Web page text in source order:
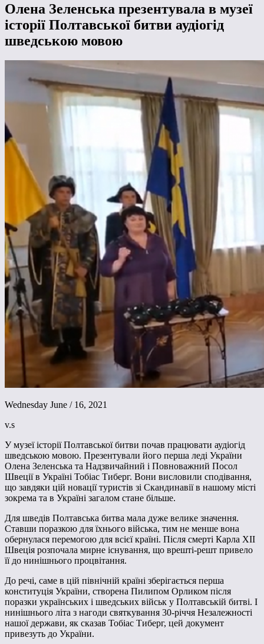
Олена Зеленська презентувала в музеї
історії Полтавської битви аудіогід
шведською мовою
Wednesday June / 16, 2021
v.s
У музеї історії Полтавської битви почав працювати аудіогід
шведською мовою. Презентували його перша леді України
Олена Зеленська та Надзвичайний і Повноважний Посол
Швеції в Україні Тобіас Тиберг. Вони висловили сподівання,
що завдяки цій новації туристів зі Скандинавії в нашому місті
зокрема та в Україні загалом стане більше.
Для шведів Полтавська битва мала дуже велике значення.
Ставши поразкою для їхнього війська, тим не менше вона
обернулася перемогою для всієї країні. Після смерті Карла ХІІ
Швеція розпочала мирне існування, що врешті-решт привело
її до нинішнього процвітання.
До речі, саме в цій північній країні зберігається перша
конституція України, створена Пилипом Орликом після
поразки українських і шведських військ у Полтавській битві. І
нинішнього літа з нагоди святкування 30-річчя Незалежності
нашої держави, як сказав Тобіас Тиберг, цей документ
привезуть до України.